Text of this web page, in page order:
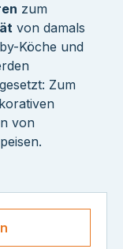
zum
von damals
Köche und
Zum
von